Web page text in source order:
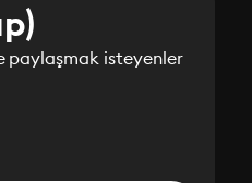
paylaşmak isteyenler